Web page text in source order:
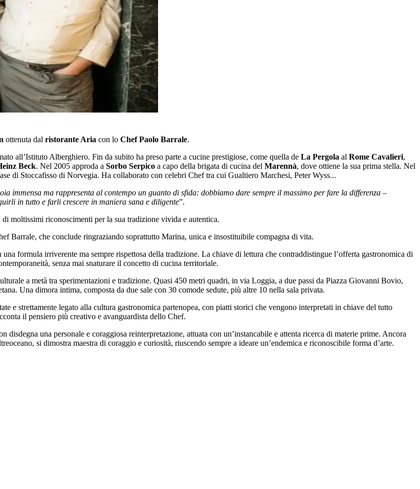
ottenuta dal ristorante Aria con lo Chef Paolo Barrale.
all’Istituto Alberghiero. Fin da subito ha preso parte a cucine prestigiose, come quella de La Pergola al Rome Cavalieri,
Beck. Nel 2005 approda a Sorbo Serpico a capo della brigata di cucina del Marennà, dove ottiene la sua prima stella. Nel
di Stoccafisso di Norvegia. Ha collaborato con celebri Chef tra cui Gualtiero Marchesi, Peter Wyss...
immensa ma rappresenta al contempo un guanto di sfida: dobbiamo dare sempre il massimo per fare la differenza –
in tutto e farli crescere in maniera sana e diligente”.
moltissimi riconoscimenti per la sua tradizione vivida e autentica.
Barrale, che conclude ringraziando soprattutto Marina, unica e insostituibile compagna di vita.
formula irriverente ma sempre rispettosa della tradizione. La chiave di lettura che contraddistingue l’offerta gastronomica di
senza mai snaturare il concetto di cucina territoriale.
a metà tra sperimentazioni e tradizione. Quasi 450 metri quadri, in via Loggia, a due passi da Piazza Giovanni Bovio,
Una dimora intima, composta da due sale con 30 comode sedute, più altre 10 nella sala privata.
e strettamente legato alla cultura gastronomica partenopea, con piatti storici che vengono interpretati in chiave del tutto
il pensiero più creativo e avanguardista dello Chef.
una personale e coraggiosa reinterpretazione, attuata con un’instancabile e attenta ricerca di materie prime. Ancora
si dimostra maestra di coraggio e curiosità, riuscendo sempre a ideare un’endemica e riconoscibile forma d’arte.